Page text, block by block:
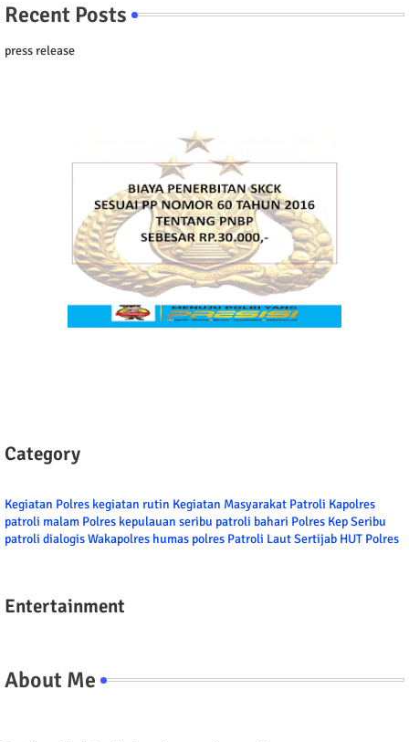
Recent Posts
press release
Category
Kegiatan Polres kegiatan rutin Kegiatan Masyarakat Patroli Kapolres
patroli malam Polres kepulauan seribu patroli bahari Polres Kep Seribu
patroli dialogisWakapolres humas polres Patroli LautSertijab HUT Polres
Entertainment
About Me